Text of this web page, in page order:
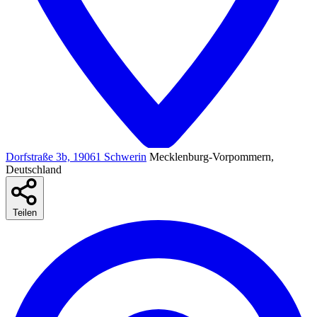
Dorfstraße 3b, 19061 Schwerin Mecklenburg-Vorpommern,
Deutschland
Teilen